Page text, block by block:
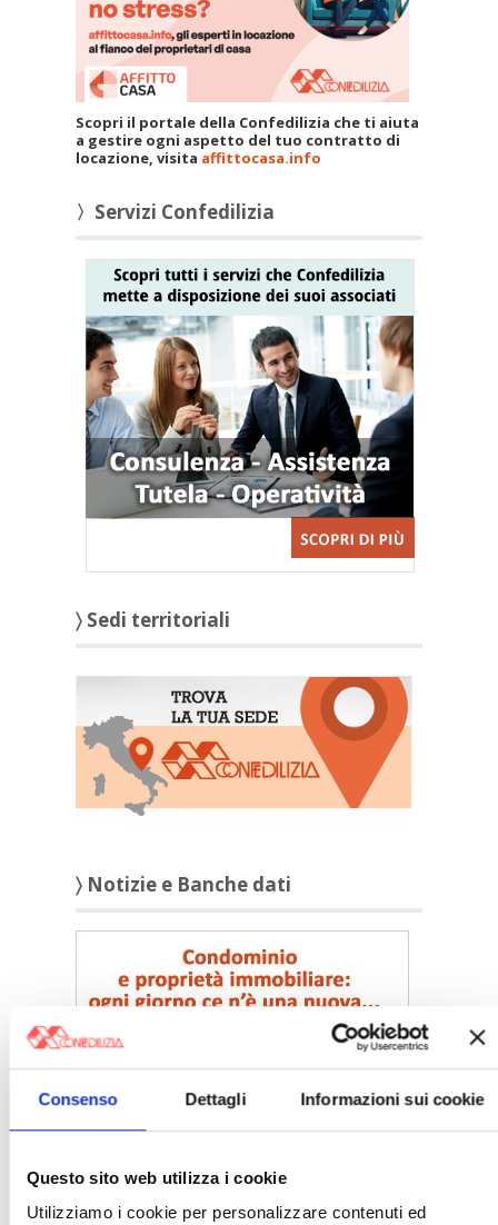
Consenso Dettagli Informazioni sui cookie
Questo sito web utilizza i cookie
Utilizziamo i cookie per personalizzare contenuti ed
Scopri il portale della Confedilizia che ti aiuta
a gestire ogni aspetto del tuo contratto di
locazione, visita affittocasa.info
〉Servizi Confedilizia
〉 Sedi territoriali
〉 Notizie e Banche dati